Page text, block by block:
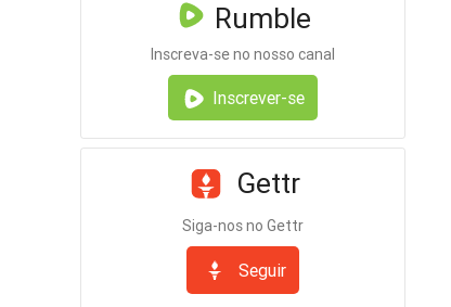
Rumble
Inscreva-se no nosso canal
Inscrever-se
Gettr
Siga-nos no Gettr
Seguir